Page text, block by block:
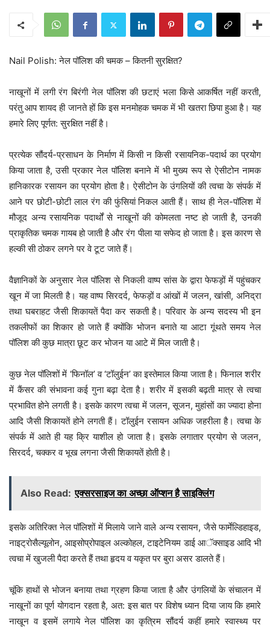
Nail Polish: नेल पॉलिश की चमक – कितनी सुरक्षित?
नाखूनों में लगी रंग बिरंगी नेल पॉलिश की छटाएं भला किसे आकर्षित नहीं करती,
परंतु आप शायद ही जानते हों कि इस मनमोहक चमक में भी खतरा छिपा हुआ है। यह
हमारे लिए पूर्णत: सुरक्षित नहीं है।
प्रत्येक सौंदर्य-प्रसाधन के निर्माण में किसी न किसी रसायनिक-पदार्थ का प्रयोग
किया जाता है, उसी प्रकार नेल पॉलिश बनाने में भी मुख्य रूप से ऐसीटोन नामक
हानिकारक रसायन का प्रयोग होता है। ऐसीटोन के उंगलियों की त्वचा के संपर्क में
आने पर छोटी-छोटी लाल रंग की फुंसियां निकल आती हैं। साथ ही नेल-पॉलिश में
मौजूद अन्य रसायनिक पदार्थों से नाखूनों की कोमलता नष्ट हो जाती है, उनकी
प्राकृतिक चमक गायब हो जाती है और रंग पीला या सफेद हो जाता है। इस कारण से
हल्की सी ठोकर लगने पर वे टूट जाते हैं।
वैज्ञानिकों के अनुसार नेल पॉलिश से निकली वाष्प सांस के द्वारा फेफड़ों में पहुंचकर
खून में जा मिलती है। यह वाष्प सिरदर्द, फेफड़ों व आंखों में जलन, खांसी, अनिद्रा
तथा घबराहट जैसी शिकायतें पैदा कर सकती है। परिवार के अन्य सदस्य भी इन
तकलीफों का शिकार हो जाते हैं क्योंकि भोजन बनाते या आटा गूंथते समय नेल
पॉलिश की कुछ मात्रा छूट कर भोजन या आटे में मिल जाती है।
कुछ नेल पॉलिशों में ‘फिनॉल’ व ‘टॉलुईन’ का इस्तेमाल किया जाता है। फिनाल शरीर
में कैंसर की संभावना कई गुना बढ़ा देता है। शरीर में इसकी बढ़ती मात्र से त्वचा
प्रभावित होने लगती है। इसके कारण त्वचा में जलन, सूजन, मुहांसों का ज्यादा होना
आदि जैसी शिकायतें होने लगती हैं। टॉलुईन रसायन अधिक जहरीला है। त्वचा के
संपर्क में आते ही यह क्रि याशील हो जाता है। इसके लगातार प्रयोग से जलन,
सिरदर्द, चक्कर व भूख लगना जैसी शिकायतें होती है।
Also Read: एक्सरसाइज का अच्छा ऑप्शन है साइक्लिंग
इसके अतिरिक्त नेल पॉलिशों में मिलाये जाने वाले अन्य रसायन, जैसे फार्मेल्डिहाइड,
नाइट्रोसैल्यूलोन, आइसोप्रोपाइल अल्कोहल, टाइटेनियम डाई आॅक्साइड आदि भी
त्वचा में खुजली पैदा करते हैं तथा हृदय व यकृत पर बुरा असर डालते हैं।
चूंकि हाथों से भोजन बनाया तथा ग्रहण किया जाता है और उंगलियों के संचालन में
नाखूनों का पूर्ण योगदान रहता है, अत: इस बात पर विशेष ध्यान दिया जाय कि हमारे
नाखून व इसमें लगाये नेल पॉलिश का कृत्रिम सौंदर्य कहीं हमारे स्वास्थ्य पर